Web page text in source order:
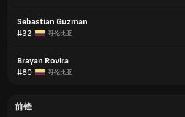
Sebastian Guzman
#32
哥伦比亚
Brayan Rovira
#80
哥伦比亚
前锋